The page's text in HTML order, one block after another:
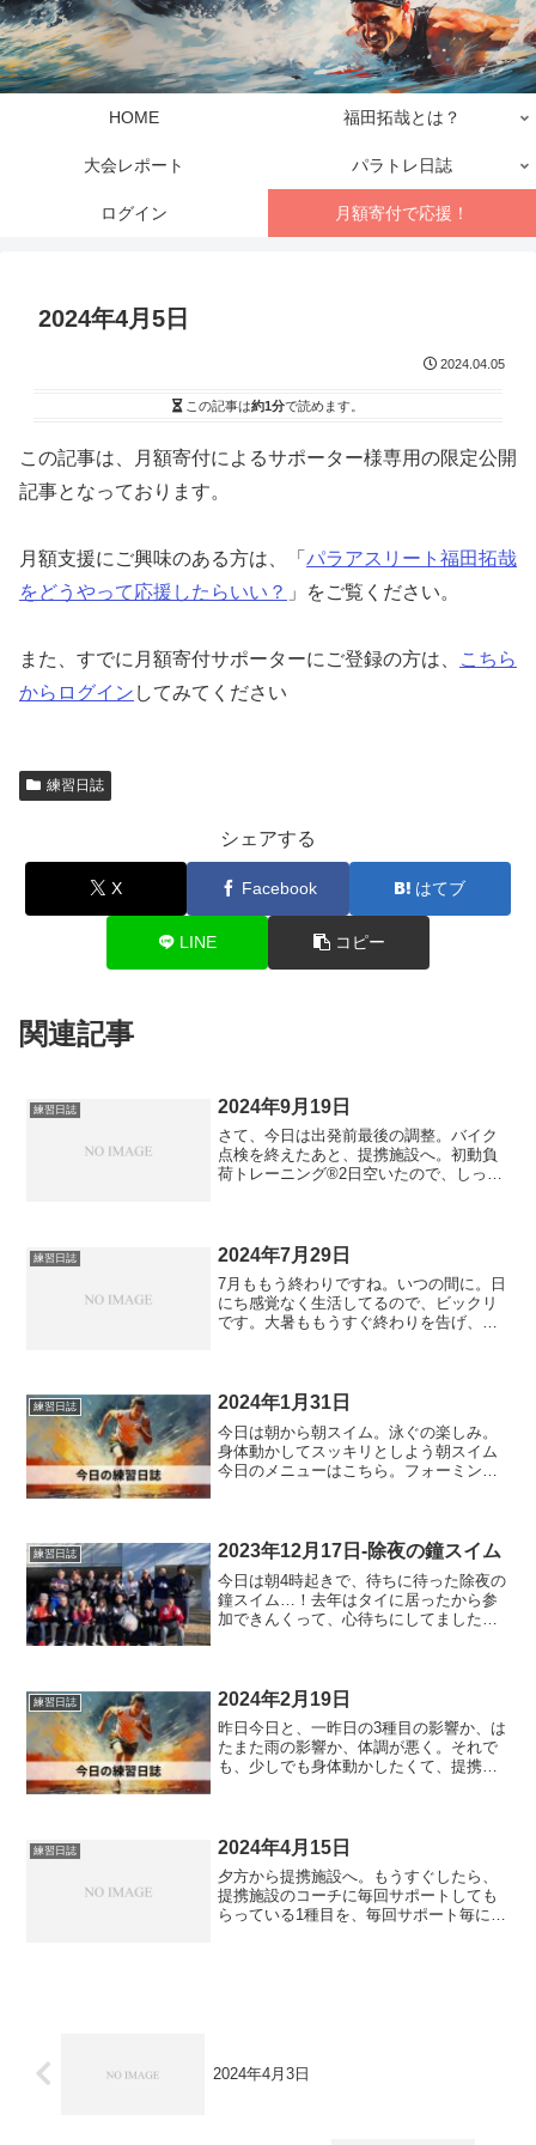
HOME 福田拓哉とは？
大会レポート パラトレ日誌
ログイン 月額寄付で応援！
2024年4月5日
2024.04.05
この記事は約1分で読めます。
この記事は、月額寄付によるサポーター様専用の限定公開
記事となっております。
月額支援にご興味のある方は、「 パラアスリート福田拓哉
をどうやって応援したらいい？ 」をご覧ください。
また、すでに月額寄付サポーターにご登録の方は、
こちら
からログイン してみてください
練習日誌
シェアする
X Facebook はてブ
LINE コピー
関連記事
練習日誌 2024年9月19日
さて、今日は出発前最後の調整。バイク
点検を終えたあと、提携施設へ。初動負
荷トレーニング®2日空いたので、しっか
筋)×3setず...
練習日誌 2024年7月29日
7月ももう終わりですね。いつの間に。日
にち感覚なく生活してるので、ビックリ
です。大暑ももうすぐ終わりを告げ、い
キャプラ、ヒップジョ...
練習日誌 2024年1月31日
今日は朝から朝スイム。泳ぐの楽しみ。
身体動かしてスッキリとしよう朝スイム
今日のメニューはこちら。フォーミング
基づくプルが凄まじかった...
練習日誌 2023年12月17日-除夜の鐘スイム
今日は朝4時起きで、待ちに待った除夜の
鐘スイム…！去年はタイに居ったから参
加できんくって、心待ちにしてました。
朝6時にプールに...
練習日誌 2024年2月19日
昨日今日と、一昨日の3種目の影響か、は
たまた雨の影響か、体調が悪く。それで
も、少しでも身体動かしたくて、提携施
ト、両脚とも膝裏張っ...
練習日誌 2024年4月15日
夕方から提携施設へ。もうすぐしたら、
提携施設のコーチに毎回サポートしても
らっている1種目を、毎回サポート毎に
2024年4月3日